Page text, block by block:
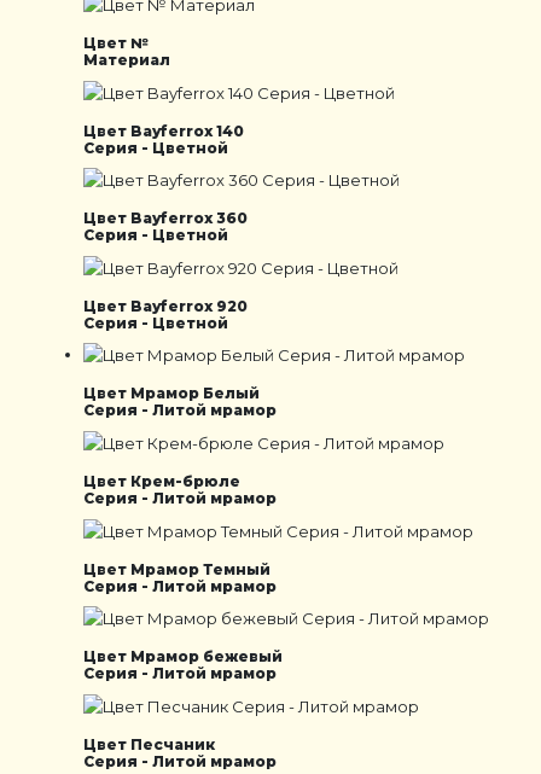
Цвет №
Материал
Цвет Bayferrox 140
Серия - Цветной
Цвет Bayferrox 360
Серия - Цветной
Цвет Bayferrox 920
Серия - Цветной
Цвет Мрамор Белый
Серия - Литой мрамор
Цвет Крем-брюле
Серия - Литой мрамор
Цвет Мрамор Темный
Серия - Литой мрамор
Цвет Мрамор бежевый
Серия - Литой мрамор
Цвет Песчаник
Серия - Литой мрамор